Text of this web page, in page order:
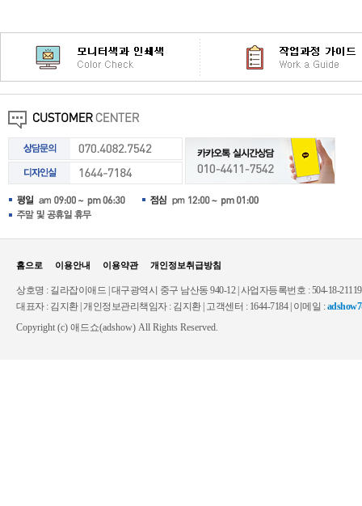
홈으로 이용안내 이용약관 개인정보취급방침
상호명 : 길라잡이애드 | 대구광역시 중구 남산동 940-12 | 사업자등록번호 : 504-18-
대표자 : 김지환 | 개인정보관리책임자 : 김지환 | 고객센터 : 1644-7184 | 이메일 :
Copyright (c) 애드쇼(adshow) All Rights Reserved.